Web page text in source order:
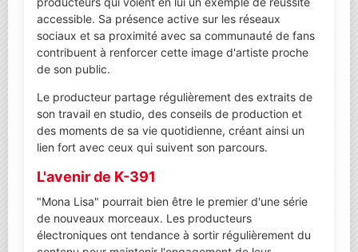
accessible. Sa présence active sur les réseaux
sociaux et sa proximité avec sa communauté de fans
contribuent à renforcer cette image d'artiste proche
de son public.
Le producteur partage régulièrement des extraits de
son travail en studio, des conseils de production et
des moments de sa vie quotidienne, créant ainsi un
lien fort avec ceux qui suivent son parcours.
L'avenir de K-391
"Mona Lisa" pourrait bien être le premier d'une série
de nouveaux morceaux. Les producteurs
électroniques ont tendance à sortir régulièrement du